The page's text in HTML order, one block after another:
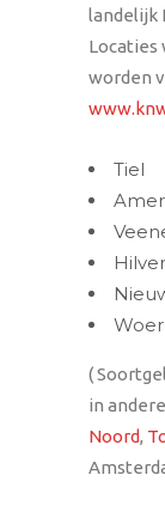
landelijk
Locaties
worden
Tiel
(
in
Noord,